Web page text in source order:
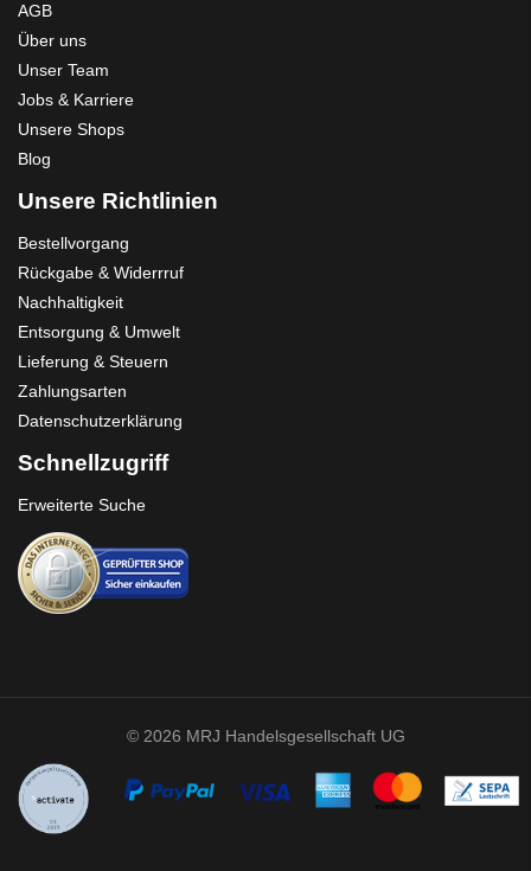
AGB
Über uns
Unser Team
Jobs & Karriere
Unsere Shops
Blog
Unsere Richtlinien
Bestellvorgang
Rückgabe & Widerrruf
Nachhaltigkeit
Entsorgung & Umwelt
Lieferung & Steuern
Zahlungsarten
Datenschutzerklärung
Schnellzugriff
Erweiterte Suche
© 2026 MRJ Handelsgesellschaft UG